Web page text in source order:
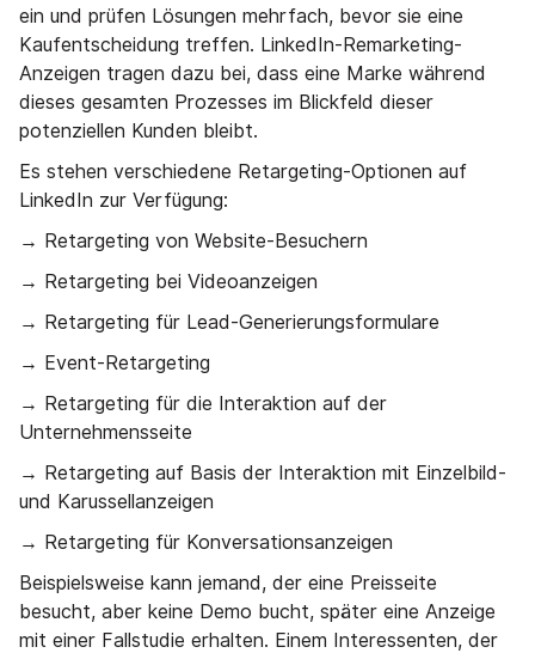
ein und prüfen Lösungen mehrfach, bevor sie eine
Kaufentscheidung treffen. LinkedIn-Remarketing-
Anzeigen tragen dazu bei, dass eine Marke während
dieses gesamten Prozesses im Blickfeld dieser
potenziellen Kunden bleibt.
Es stehen verschiedene Retargeting-Optionen auf
LinkedIn zur Verfügung:
→ Retargeting von Website-Besuchern
→ Retargeting bei Videoanzeigen
→ Retargeting für Lead-Generierungsformulare
→ Event-Retargeting
→ Retargeting für die Interaktion auf der
Unternehmensseite
→ Retargeting auf Basis der Interaktion mit Einzelbild-
und Karussellanzeigen
→ Retargeting für Konversationsanzeigen
Beispielsweise kann jemand, der eine Preisseite
besucht, aber keine Demo bucht, später eine Anzeige
mit einer Fallstudie erhalten. Einem Interessenten, der